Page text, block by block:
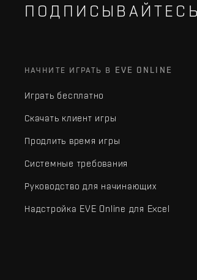
НАЧНИТЕ ИГРАТЬ В EVE ONLINE
Играть бесплатно
Скачать клиент игры
Продлить время игры
Системные требования
Руководство для начинающих
Надстройка EVE Online для Excel